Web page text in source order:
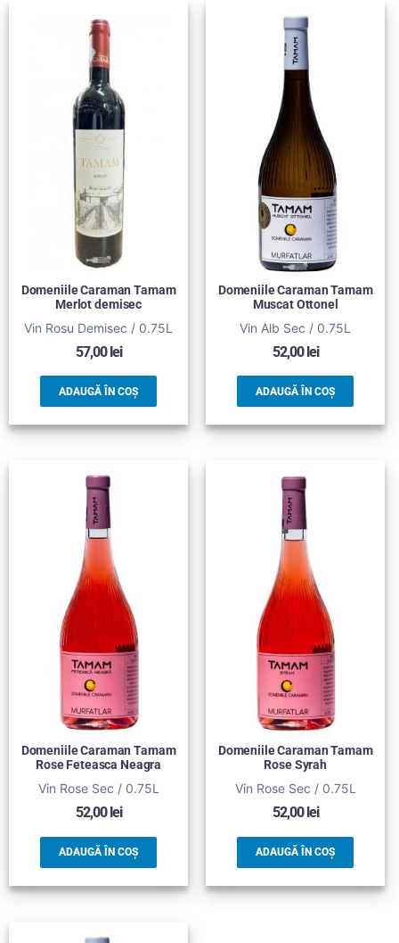
Domeniile Caraman Tamam
Merlot demisec
Vin Rosu Demisec / 0.75L
57,00lei
ADAUGĂ ÎN COȘ
Domeniile Caraman Tamam
Muscat Ottonel
Vin Alb Sec / 0.75L
52,00lei
ADAUGĂ ÎN COȘ
Domeniile Caraman Tamam
Rose Feteasca Neagra
Vin Rose Sec / 0.75L
52,00 lei
ADAUGĂ ÎN COȘ
Domeniile Caraman Tamam
Rose Syrah
Vin Rose Sec / 0.75L
52,00 lei
ADAUGĂ ÎN COȘ